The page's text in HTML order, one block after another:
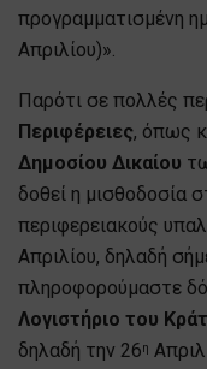
προγραμματισμένη
Απριλίου)».
Παρότι σε πολλές
Περιφέρειες, όπως
Δημοσίου Δικαίου
δοθεί η μισθοδοσία
περιφερειακούς
Απριλίου, δηλαδή
πληροφορούμαστε
Λογιστήριο του
δηλαδή την 26η